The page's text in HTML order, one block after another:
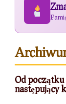
Od
następujący